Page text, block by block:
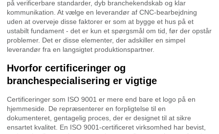
på verificerbare standarder, dyb branchekendskab og klar
kommunikation. At vælge en leverandør af CNC-bearbejdning
uden at overveje disse faktorer er som at bygge et hus på et
ustabilt fundament - det er kun et spørgsmål om tid, før der opstår
problemer. Det er disse elementer, der adskiller en simpel
leverandør fra en langsigtet produktionspartner.
Hvorfor certificeringer og
branchespecialisering er vigtige
Certificeringer som ISO 9001 er mere end bare et logo på en
hjemmeside. De repræsenterer en forpligtelse til en
dokumenteret, gentagelig proces, der er designet til at sikre
ensartet kvalitet. En ISO 9001-certificeret virksomhed har bevist,